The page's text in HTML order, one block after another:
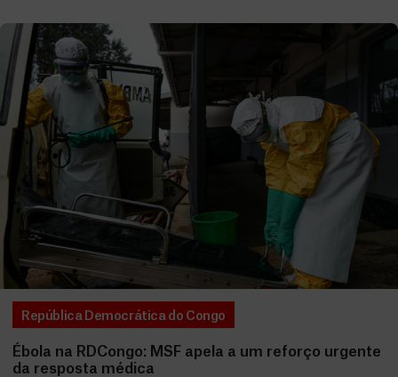
República Democrática do Congo
Ébola na RDCongo: MSF apela a um reforço urgente
da resposta médica